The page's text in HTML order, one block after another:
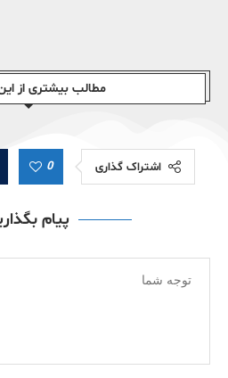
مطالب بیشتری از
اشتراک گذاری 0
پیام